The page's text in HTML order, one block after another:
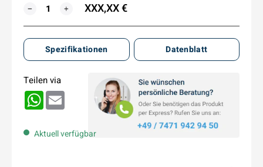
MENGE
− + XXX,XX €
Spezifikationen Datenblatt
Teilen via
WhatsApp
Aktuell verfügbar